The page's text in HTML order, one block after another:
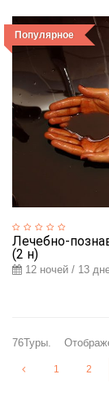
Популярное
Лечебно-
(2 н)
12 ночей / 13
76Туры.
1 2